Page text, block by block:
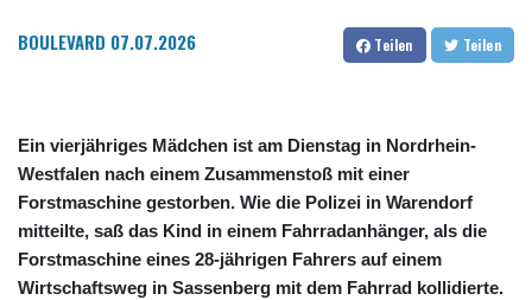
BOULEVARD 07.07.2026 Teilen Teilen
Ein vierjähriges Mädchen ist am Dienstag in Nordrhein-
Westfalen nach einem Zusammenstoß mit einer
Forstmaschine gestorben. Wie die Polizei in Warendorf
mitteilte, saß das Kind in einem Fahrradanhänger, als die
Forstmaschine eines 28-jährigen Fahrers auf einem
Wirtschaftsweg in Sassenberg mit dem Fahrrad kollidierte.